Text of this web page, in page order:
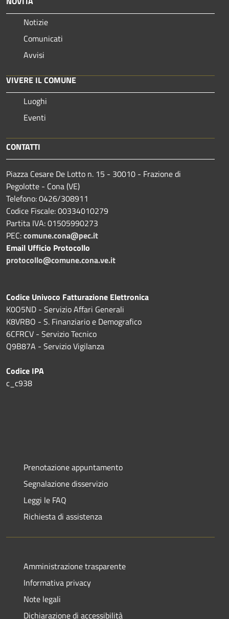
Notizie
Comunicati
Avvisi
VIVERE IL COMUNE
Luoghi
Eventi
CONTATTI
Piazza Cesare De Lotto n. 15 - 30010 - Frazione di
Pegolotte - Cona (VE)
Telefono: 0426/308911
Codice Fiscale: 00334010279
Partita IVA: 01505990273
PEC:comune.cona@pec.it
Email Ufficio Protocollo
protocollo@comune.cona.ve.it
Codice Univoco Fatturazione Elettronica
K0O5ND - Servizio Affari Generali
K8VRBO - S. Finanziario e Demografico
6CFRCV - Servizio Tecnico
Q9B87A - Servizio Vigilanza
Codice IPA
c_c938
Prenotazione appuntamento
Segnalazione disservizio
Leggi le FAQ
Richiesta di assistenza
Amministrazione trasparente
Informativa privacy
Note legali
Dichiarazione di accessibilità